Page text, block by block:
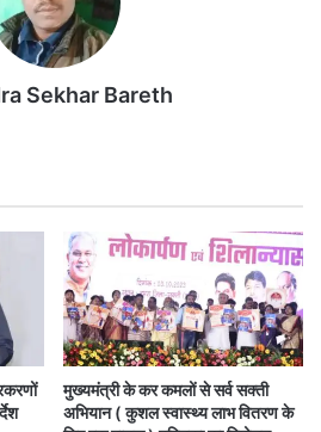
Sekhar Bareth
मुख्यमंत्री के कर कमलों से सर्व सक्ती
अभियान ( कुशल स्वास्थ्य लाभ वितरण के